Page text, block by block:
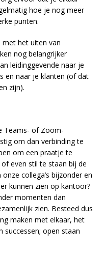
hoe je nog meer
punten.
met het uiten van
nog belangrijker
leidinggevende naar je
en naar je klanten (of dat
zijn).
Teams- of Zoom-
om dan verbinding te
om een praatje te
even stil te staan bij de
collega’s bijzonder en
kunnen zien op kantoor?
momenten dan
zien. Besteed dus
maken met elkaar, het
successen; open staan